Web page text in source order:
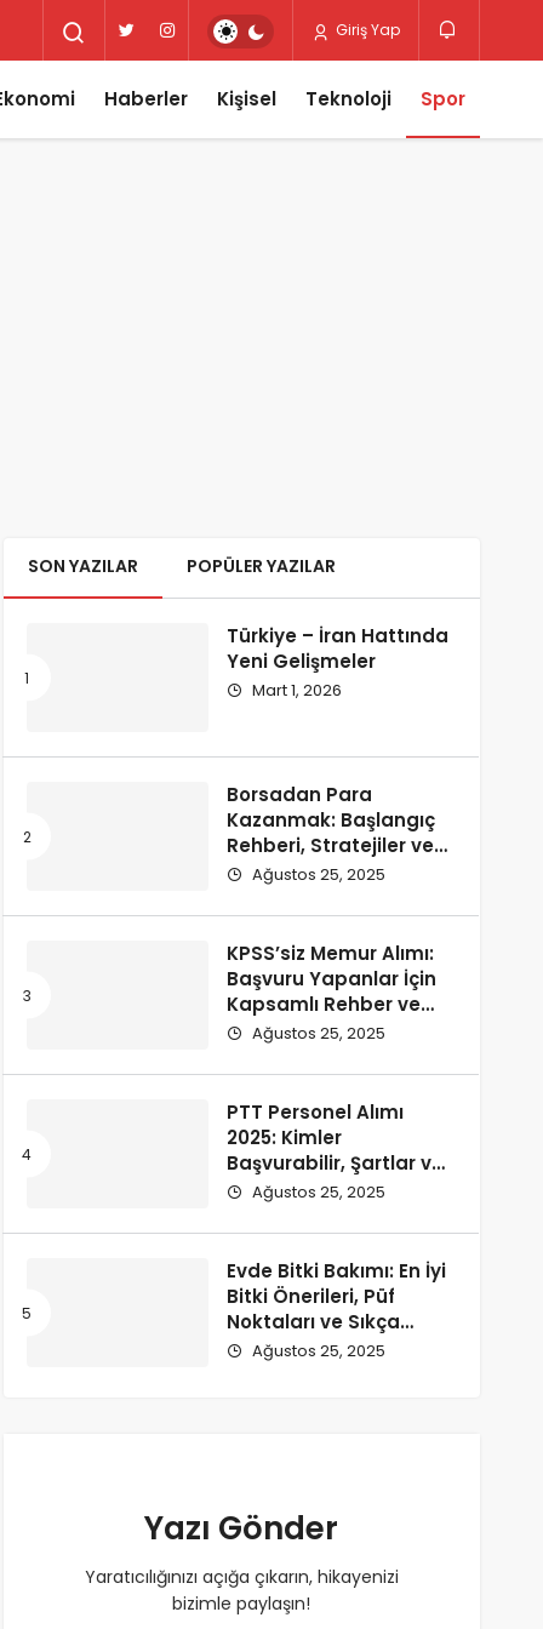
Giriş Yap
Haberler Kişisel Teknoloji Spor
SON YAZILAR POPÜLER YAZILAR
Türkiye – İran Hattında
Yeni Gelişmeler
Mart 1, 2026
Borsadan Para
Kazanmak: Başlangıç
Rehberi, Stratejiler ve
Püf Noktaları – 2025
Ağustos 25, 2025
KPSS’siz Memur Alımı:
Başvuru Yapanlar İçin
Kapsamlı Rehber ve
Güncel İlanlar – 2025
Ağustos 25, 2025
PTT Personel Alımı
2025: Kimler
Başvurabilir, Şartlar ve
Başvuru Süreci
Ağustos 25, 2025
Evde Bitki Bakımı: En İyi
Bitki Önerileri, Püf
Noktaları ve Sıkça
Sorulan Sorular – 2025
Ağustos 25, 2025
Yazı Gönder
Yaratıcılığınızı açığa çıkarın, hikayenizi
bizimle paylaşın!